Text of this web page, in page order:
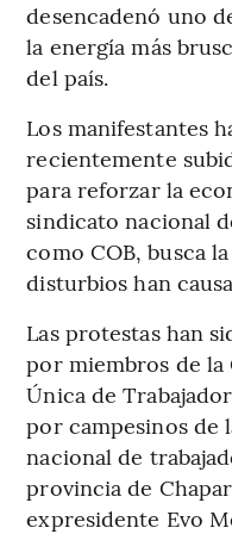
desencadenó uno
la energía más
del país.
Los manifestantes
recientemente
para reforzar la
sindicato nacional
como COB, busca
disturbios han
Las protestas han
por miembros de
Única de
por campesinos de
nacional de
provincia de
expresidente Evo